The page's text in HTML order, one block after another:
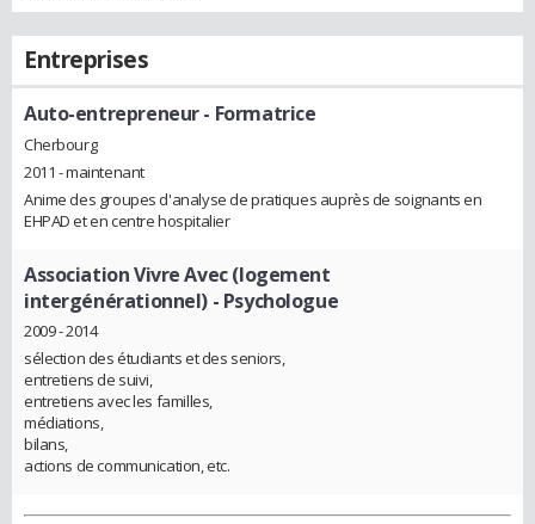
Entreprises
Auto-entrepreneur- Formatrice
Cherbourg
2011 - maintenant
Anime des groupes d'analyse de pratiques auprès de soignants en
EHPAD et en centre hospitalier
Association Vivre Avec (logement
intergénérationnel) - Psychologue
2009 - 2014
sélection des étudiants et des seniors,
entretiens de suivi,
entretiens avec les familles,
médiations,
bilans,
actions de communication, etc.